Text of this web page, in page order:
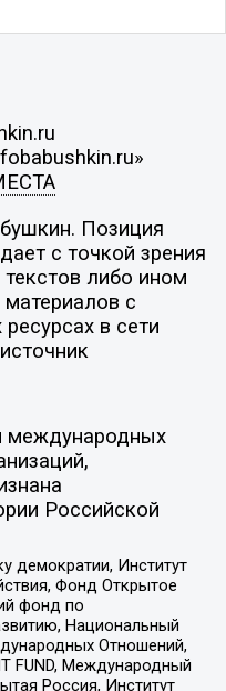
Позиция
с точкой зрения
либо ином
с
в сети
международных
Российской
демократии, Институт
Фонд Открытое
фонд по
Национальный
Отношений,
FUND, Международный
Россия, Институт